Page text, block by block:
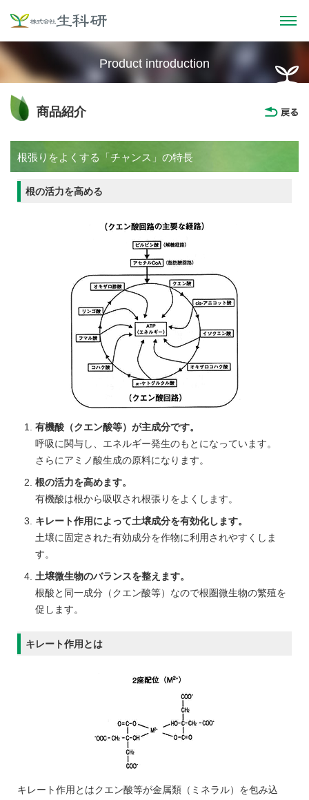
商品紹介
根張りをよくする「チャンス」の特長
根の活力を高める
有機酸（クエン酸等）が主成分です。
呼吸に関与し、エネルギー発生のもとになっています。
さらにアミノ酸生成の原料になります。
根の活力を高めます。
有機酸は根から吸収され根張りをよくします。
キレート作用によって土壌成分を有効化します。
土壌に固定された有効成分を作物に利用されやすくしま
す。
土壌微生物のバランスを整えます。
根酸と同一成分（クエン酸等）なので根圏微生物の繁殖を
促します。
キレート作用とは
キレート作用とはクエン酸等が金属類（ミネラル）を包み込